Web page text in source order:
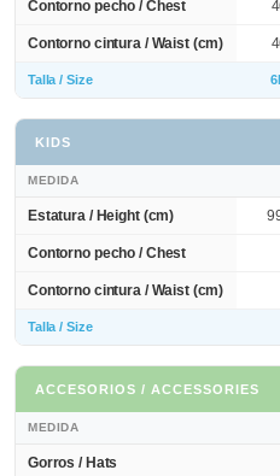
Contorno pecho / Chest
Contorno cintura / Waist (cm)
Talla / Size
KIDS
MEDIDA
Estatura / Height (cm)
Contorno pecho / Chest
Contorno cintura / Waist (cm)
Talla / Size
ACCESORIOS / ACCESSORIES
MEDIDA
Gorros / Hats